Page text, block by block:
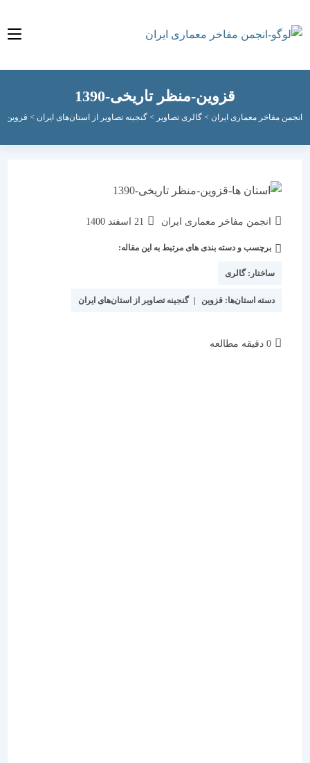
قزوین-منظر تاریخی-1390
مفاخر معماری ایران > گالری تصاویر>گنجینه تصاویر از استان‌های ایران> قزوین>قزوین-
انجمن مفاخر معماری ایران
نوشته
شده
21 اسفند 1400
برچسب و دسته بندی های مرتبط به این مقاله:
ساختار:گالری
دسته استان‌ها:قزوین | گنجینه تصاویر از استان‌های ایران